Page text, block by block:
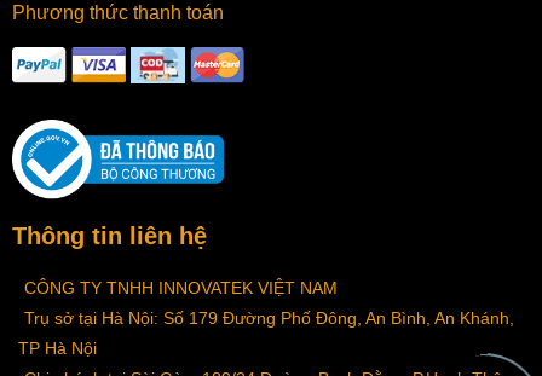
Phương thức thanh toán
Thông tin liên hệ
CÔNG TY TNHH INNOVATEK VIỆT NAM
Trụ sở tại Hà Nội: Số 179 Đường Phố Đông, An Bình, An Khánh,
TP Hà Nội